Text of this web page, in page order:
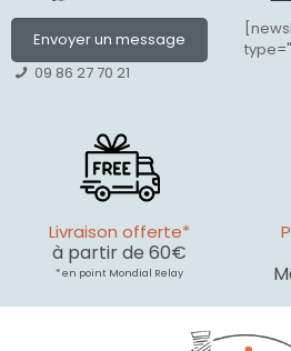
Envoyer un message
09 86 27 70 21
Livraison offerte*
à partir de 60€
* en point Mondial Relay